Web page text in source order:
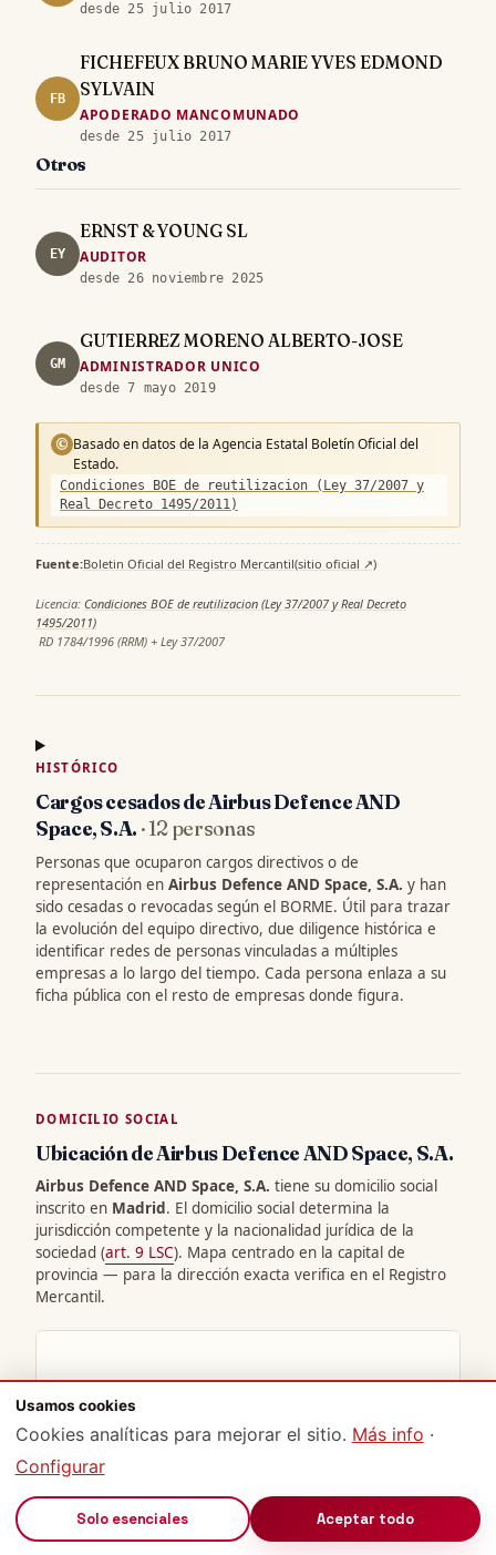
desde 25 julio 2017
FB
FICHEFEUX BRUNO MARIE YVES EDMOND
SYLVAIN
APODERADO MANCOMUNADO
desde 25 julio 2017
Otros
EY
ERNST & YOUNG SL
AUDITOR
desde 26 noviembre 2025
GM
GUTIERREZ MORENO ALBERTO-JOSE
ADMINISTRADOR UNICO
desde 7 mayo 2019
© Basado en datos de la Agencia Estatal Boletín Oficial del
Estado.
Condiciones BOE de reutilizacion (Ley 37/2007 y
Real Decreto 1495/2011)
Fuente:Boletin Oficial del Registro Mercantil(sitio oficial ↗)·
Licencia: Condiciones BOE de reutilizacion (Ley 37/2007 y Real Decreto
1495/2011)
·RD 1784/1996 (RRM) + Ley 37/2007
HISTÓRICO
Cargos cesados de Airbus Defence AND
Space, S.A. · 12 personas
Personas que ocuparon cargos directivos o de
representación en Airbus Defence AND Space, S.A. y han
sido cesadas o revocadas según el BORME. Útil para trazar
la evolución del equipo directivo, due diligence histórica e
identificar redes de personas vinculadas a múltiples
empresas a lo largo del tiempo. Cada persona enlaza a su
ficha pública con el resto de empresas donde figura.
DOMICILIO SOCIAL
Ubicación de Airbus Defence AND Space, S.A.
Airbus Defence AND Space, S.A. tiene su domicilio social
inscrito en Madrid. El domicilio social determina la
jurisdicción competente y la nacionalidad jurídica de la
sociedad (art. 9 LSC). Mapa centrado en la capital de
provincia — para la dirección exacta verifica en el Registro
Mercantil.
Usamos cookies
Cookies analíticas para mejorar el sitio. Más info ·
Configurar
Solo esenciales Aceptar todo